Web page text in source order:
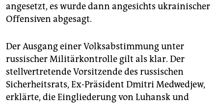
angesetzt, es wurde dann angesichts ukrainischer
Offensiven abgesagt.
Der Ausgang einer Volksabstimmung unter
russischer Militärkontrolle gilt als klar. Der
stellvertretende Vorsitzende des russischen
Sicherheitsrats, Ex-Präsident Dmitri Medwedjew,
erklärte, die Eingliederung von Luhansk und